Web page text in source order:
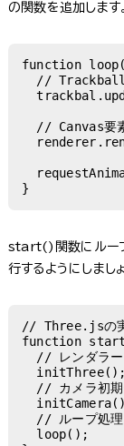
の関数を追加します。
function
  trackbal.update();
}
start()関数にルー
行するようにしましょ
// Three.jsの
function